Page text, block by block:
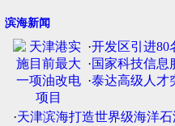
滨海新闻
·开发区引进80
·国家科技信息
·泰达高级人才
·天津滨海打造世界级海洋